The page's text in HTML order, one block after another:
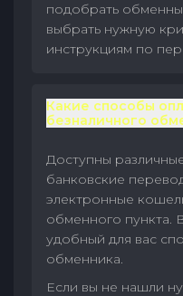
подобрать
выбрать нужную
инструкциям по
Какие способы
безналичного
Доступны
банковские
электронные
обменного пункта.
удобный для вас
обменника.
Если вы не нашли